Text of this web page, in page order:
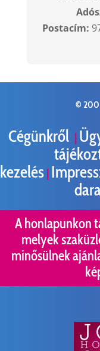
Postacím:
©
Cégünkről |
kezelés |
A honlapunkon
melyek
minősülnek